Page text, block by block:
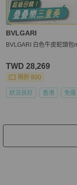
BVLGARI
BVLGARI 白色牛皮蛇頭包
TWD 28,269
現折 800
狀況良好 香港 免運